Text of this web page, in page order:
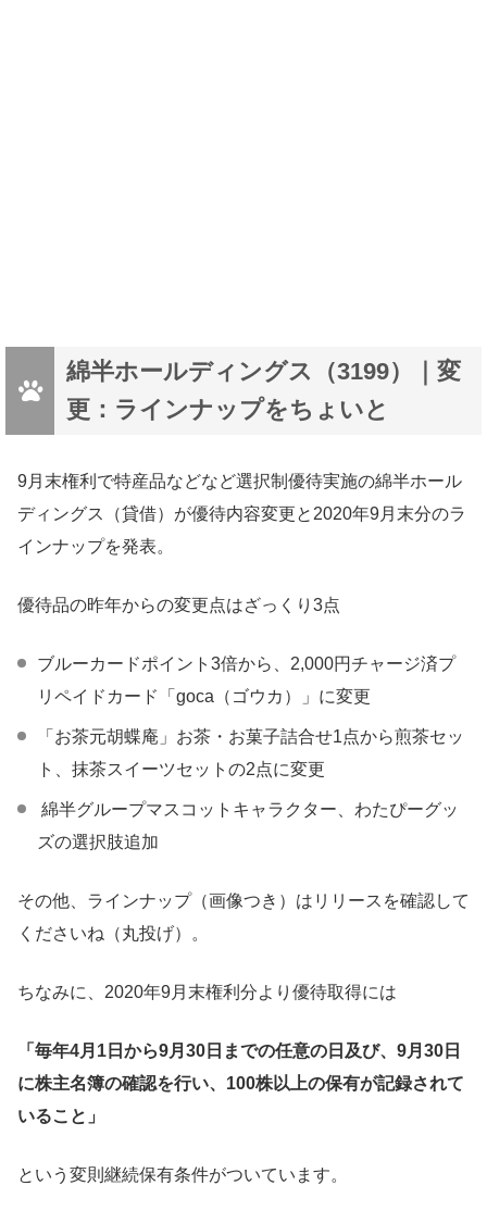
綿半ホールディングス（3199）｜変
更：ラインナップをちょいと
9月末権利で特産品などなど選択制優待実施の綿半ホール
ディングス（貸借）が優待内容変更と2020年9月末分のラ
インナップを発表。
優待品の昨年からの変更点はざっくり3点
ブルーカードポイント3倍から、2,000円チャージ済プ
リペイドカード「goca（ゴウカ）」に変更
「お茶元胡蝶庵」お茶・お菓子詰合せ1点から煎茶セッ
ト、抹茶スイーツセットの2点に変更
綿半グループマスコットキャラクター、わたぴーグッ
ズの選択肢追加
その他、ラインナップ（画像つき）はリリースを確認して
くださいね（丸投げ）。
ちなみに、2020年9月末権利分より優待取得には
「毎年4月1日から9月30日までの任意の日及び、9月30日
に株主名簿の確認を行い、100株以上の保有が記録されて
いること」
という変則継続保有条件がついています。